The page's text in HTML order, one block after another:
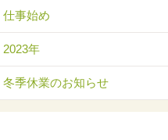
仕事始め
2023年
冬季休業のお知らせ